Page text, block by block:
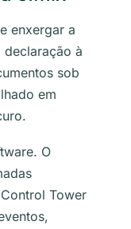
enxergar a
à
sob
em
O
Tower